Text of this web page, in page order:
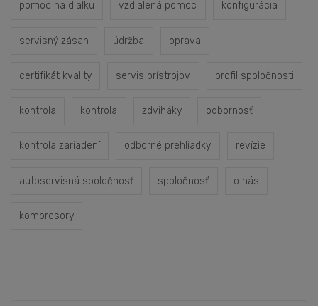
pomoc na diaľku vzdialená pomoc konfigurácia
servisný zásah údržba oprava
certifikát kvality servis prístrojov profil spoločnosti
kontrola kontrola zdviháky odbornosť
kontrola zariadení odborné prehliadky revízie
autoservisná spoločnosť spoločnosť o nás
kompresory